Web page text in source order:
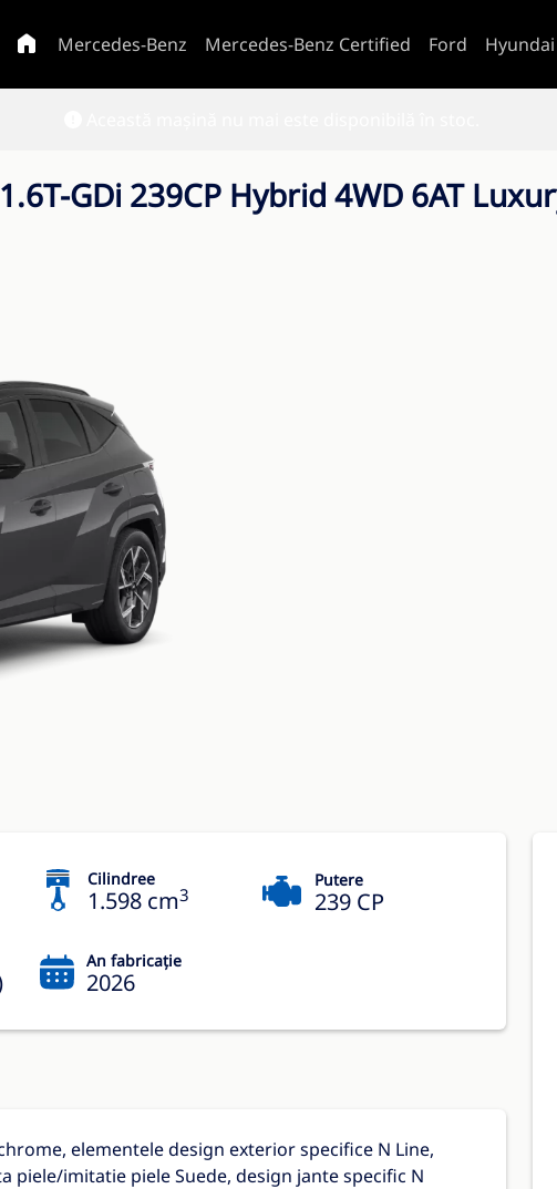
Mercedes-Benz Mercedes-Benz Certified Ford Hyundai
GDi 239CP Hybrid 4WD 6AT
Cilindree
1.598 cm3
Putere
239 CP
An fabricație
2026
elementele design exterior specifice N Line,
imitatie piele Suede, design jante specific N